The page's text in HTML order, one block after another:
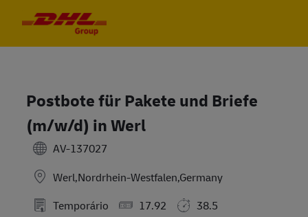
Postbote für Pakete und Briefe
(m/w/d) in Werl
AV-137027
Werl,Nordrhein-Westfalen,Germany
Temporário
17.92
38.5